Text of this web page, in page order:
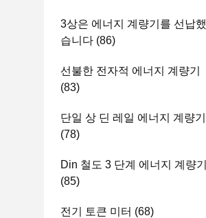
3상은 에너지 계량기를 선납했
습니다 (86)
선불한 전자적 에너지 계량기
(83)
단일 상 딘 레일 에너지 계량기
(78)
Din 철도 3 단계 에너지 계량기
(85)
전기 토큰 미터 (68)